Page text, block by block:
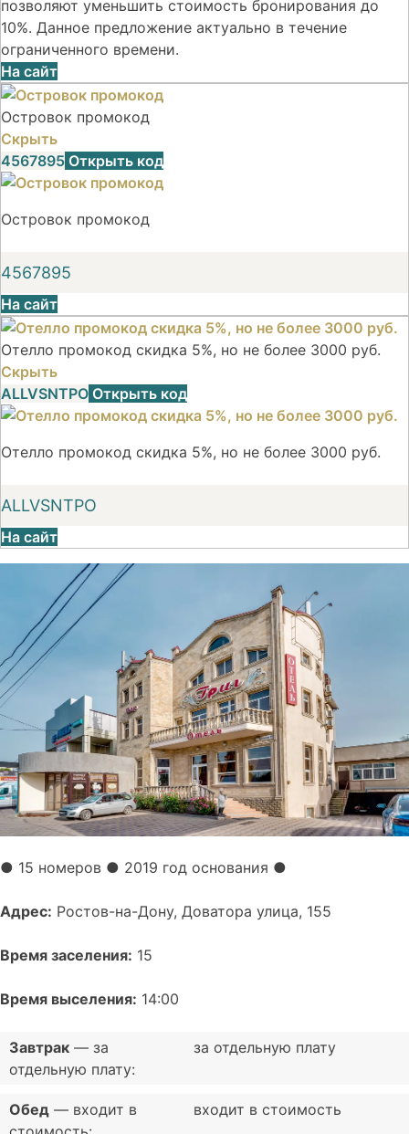
позволяют уменьшить стоимость бронирования до
10%. Данное предложение актуально в течение
ограниченного времени.
На сайт
Островок промокод
Скрыть
4567895 Открыть код
Островок промокод
4567895
На сайт
Отелло промокод скидка 5%, но не более 3000 руб.
Скрыть
ALLVSNTPO Открыть код
Отелло промокод скидка 5%, но не более 3000 руб.
ALLVSNTPO
На сайт
● 15 номеров ● 2019 год основания ●
Адрес: Ростов-на-Дону, Доватора улица, 155
Время заселения: 15
Время выселения: 14:00
Завтрак — за
отдельную плату:
за отдельную плату
Обед — входит в
входит в стоимость